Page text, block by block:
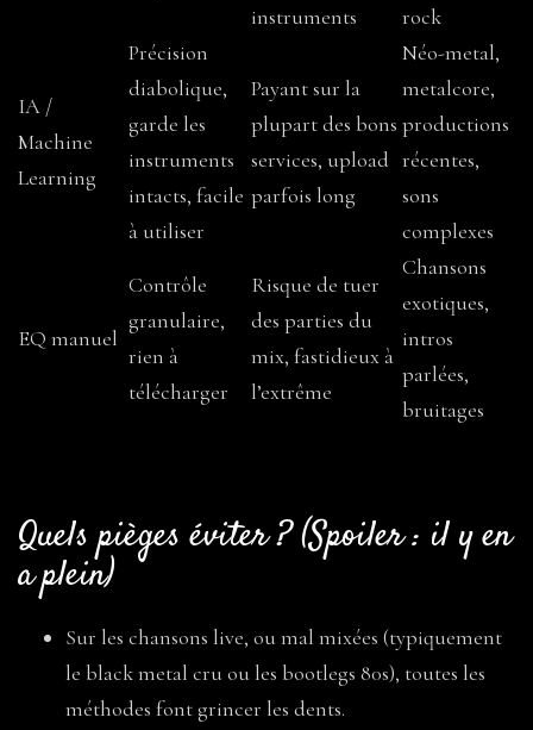
instruments
rock
IA /
Machine
Learning
Précision
diabolique,
garde les
instruments
intacts, facile
à utiliser
Payant sur la
plupart des bons
services, upload
parfois long
Néo-metal,
metalcore,
productions
récentes,
sons
complexes
EQ manuel
Contrôle
granulaire,
rien à
télécharger
Risque de tuer
des parties du
mix, fastidieux à
l’extrême
Chansons
exotiques,
intros
parlées,
bruitages
Quels pièges éviter ? (Spoiler : il y en
a plein)
Sur les chansons live, ou mal mixées (typiquement
le black metal cru ou les bootlegs 80s), toutes les
méthodes font grincer les dents.